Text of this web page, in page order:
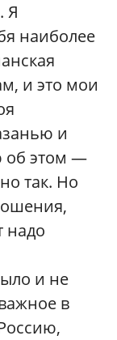
Я
наиболее
и это мои
и
об этом —
так. Но
надо
и не
в